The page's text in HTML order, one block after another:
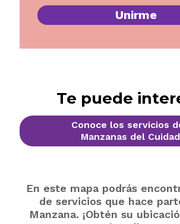
Unirme
Te puede
Conoce los servicios
Manzanas del
En este mapa podrás
de servicios que hace
Manzana. ¡Obtén su